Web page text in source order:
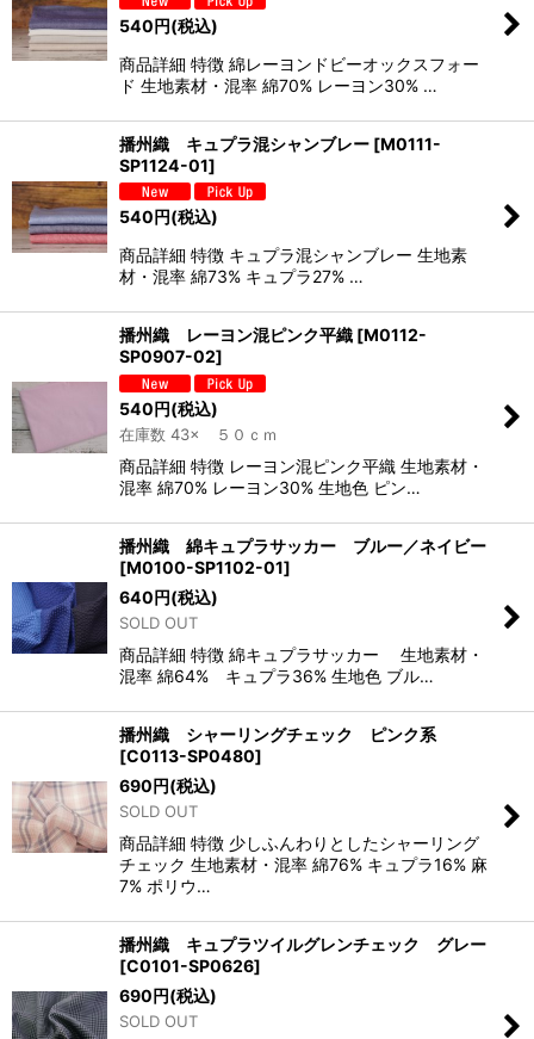
540円(税込)
商品詳細 特徴 綿レーヨンドビーオックスフォー
ド 生地素材・混率 綿70% レーヨン30% …
播州織 キュプラ混シャンブレー [M0111-
SP1124-01]
540円(税込)
商品詳細 特徴 キュプラ混シャンブレー 生地素
材・混率 綿73% キュプラ27% …
播州織 レーヨン混ピンク平織 [M0112-
SP0907-02]
540円(税込)
在庫数 43× ５０ｃｍ
商品詳細 特徴 レーヨン混ピンク平織 生地素材・
混率 綿70% レーヨン30% 生地色 ピン…
播州織 綿キュプラサッカー ブルー／ネイビー
[M0100-SP1102-01]
640円(税込)
SOLD OUT
商品詳細 特徴 綿キュプラサッカー 生地素材・
混率 綿64% キュプラ36% 生地色 ブル…
播州織 シャーリングチェック ピンク系
[C0113-SP0480]
690円(税込)
SOLD OUT
商品詳細 特徴 少しふんわりとしたシャーリング
チェック 生地素材・混率 綿76% キュプラ16% 麻
7% ポリウ…
播州織 キュプラツイルグレンチェック グレー
[C0101-SP0626]
690円(税込)
SOLD OUT